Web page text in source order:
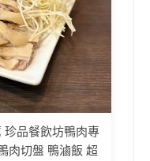
品餐飲坊鴨肉專
肉切盤 鴨滷飯 超